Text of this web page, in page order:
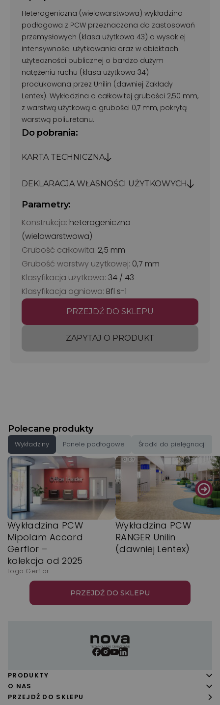
Heterogeniczna (wielowarstwowa) wykładzina
podłogowa z PCW przeznaczona do zastosowań
przemysłowych (klasa użytkowa 43) o wysokiej
intensywności użytkowania oraz w obiektach
użyteczności publicznej o bardzo dużym
natężeniu ruchu (klasa użytkowa 34)
produkowana przez Unilin (dawniej Zakłady
Lentex). Wykładzina o całkowitej grubości 2,50 mm,
z warstwą użytkową o grubości 0,7 mm, pokrytą
warstwą poliuretanu.
Do pobrania:
KARTA TECHNICZNA
DEKLARACJA WŁASNOŚCI UŻYTKOWYCH
Parametry:
Konstrukcja: heterogeniczna
(wielowarstwowa)
Grubość całkowita: 2,5 mm
Grubość warstwy uzytkowej: 0,7 mm
Klasyfikacja użytkowa: 34 / 43
Klasyfikacja ogniowa: Bfl s-1
PRZEJDŹ DO SKLEPU
ZAPYTAJ O PRODUKT
Polecane produkty
Wykładziny Panele podłogowe Środki do pielęgnacji
Wykładzina PCW
Mipolam Accord
Gerflor –
kolekcja od 2025
Logo Gerflor
Wykładzina PCW
RANGER Unilin
(dawniej Lentex)
PRZEJDŹ DO SKLEPU
PRODUKTY
Panele podłogowe
Podłogi drewniane
O NAS
O firmie
PRZEJDŹ DO SKLEPU